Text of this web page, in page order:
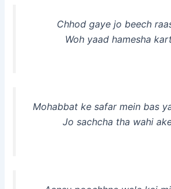
Chhod gaye jo beech
Woh yaad hamesha
Mohabbat ke safar mein bas
Jo sachcha tha wahi